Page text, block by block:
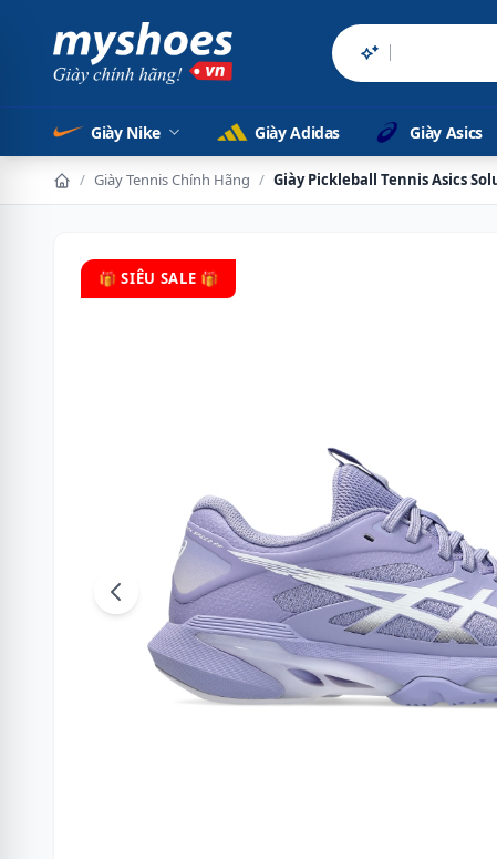
Sản phẩm chí
Giày Nike Giày Adidas Giày Asics
/ Giày Tennis Chính Hãng / Giày Pickleball Tennis Asics
🎁 SIÊU SALE 🎁